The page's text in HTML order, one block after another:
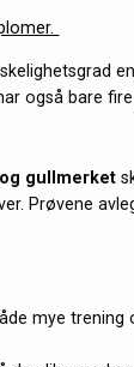
også bare
gullmerket
Prøvene
mye